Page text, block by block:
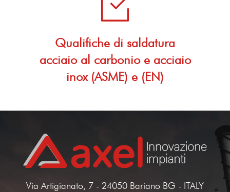
Qualifiche di saldatura
acciaio al carbonio e acciaio
inox (ASME) e (EN)
Via Artigianato, 7 - 24050 Bariano BG - ITALY